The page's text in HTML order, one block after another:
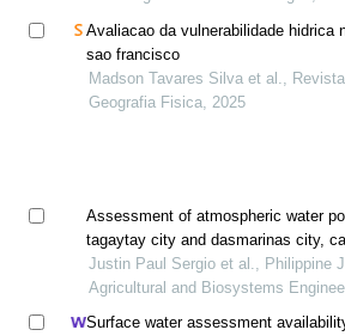
Avaliacao da vulnerabilidade hidrica
sao francisco
Madson Tavares Silva et al.,
Geografia Fisica, 2025
Assessment of atmospheric water
tagaytay city and dasmarinas city,
Justin Paul Sergio et al., Philippine
Agricultural and Biosystems
Surface water assessment